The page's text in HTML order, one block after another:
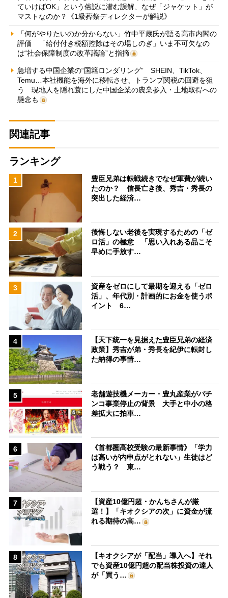
ていけばOK」という俗説に潜む誤解、なぜ「ジャケット」が
マストなのか？《1級葬祭ディレクターが解説》
「何がやりたいのか分からない」竹中平蔵氏が語る高市内閣の
評価 「給付付き税額控除はその場しのぎ」いま不可欠なの
は“社会保障制度の改革議論”と指摘
急増する中国企業の“国籍ロンダリング” SHEIN、TikTok、
Temu…本社機能を海外に移転させ、トランプ関税の回避を狙
う 現地人を隠れ蓑にした中国企業の農業参入・土地取得への
懸念も
関連記事
ランキング
1
豊臣兄弟は転戦続きでなぜ軍費が続い
たのか？ 信長亡き後、秀吉・秀長の
突出した経済…
2
後悔しない老後を実現するための「ゼ
ロ活」の極意 「思い入れある品こそ
早めに手放す…
3
資産をゼロにして最期を迎える「ゼロ
活」、年代別・計画的にお金を使うポ
イント 6…
4
【天下統一を見据えた豊臣兄弟の経済
政策】秀吉が弟・秀長を紀伊に転封し
た納得の事情…
5
老舗遊技機メーカー・豊丸産業がパチ
ンコ事業停止の背景 大手と中小の格
差拡大に拍車…
6
《首都圏高校受験の最新事情》「学力
は高いが内申点がとれない」生徒はど
う戦う？ 東…
7
【資産10億円超・かんちさんが厳
選！】「キオクシアの次」に資金が流
れる期待の高…
8
【キオクシアが「配当」導入へ】それ
でも資産10億円超の配当株投資の達人
が「買う…